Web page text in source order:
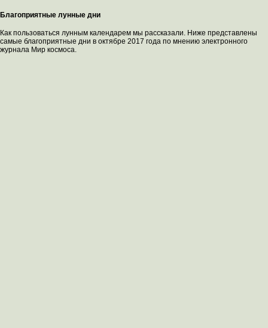
Благоприятные лунные дни
Как пользоваться лунным календарем мы рассказали. Ниже представлены
самые благоприятные дни в октябре 2017 года по мнению электронного
журнала Мир космоса.